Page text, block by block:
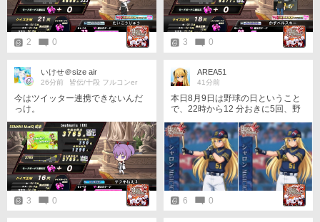
いファイトガールのほうに力を入
れたいのよ
2 0
け 更 新 ！ あ、危なかった〜
😅そして 抜き返されるためのスキ
を見せたなw 本日のMusiQ & A
【Q】♪掴む者よ 迷いや戸惑い
【曲名A】Steps for Victory アーテ
k×nagomu tamaki×BEMANI Soun
d Team "U1" with taru) 出題されな
いので気にしなくて🆗 Steps to the
Star ではないので注意⚠️
3 0
いけせ＠size air
26分前 皆伝/十段 フルコンer
今はツイッター連携できないんだ
っけ。
3 0
AREA51
41分前
本日8月9日は野球の日ということ
で、22時から12 分おきに5回、野
度凶に挑みたいと思います。 同組
に野球衣装の方がいらっしゃいま
したら、勝手に同志認定させてい
ただきます。
6 0